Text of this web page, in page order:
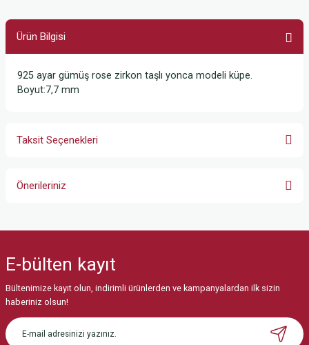
Ürün Bilgisi
925 ayar gümüş rose zirkon taşlı yonca modeli küpe.
Boyut:7,7 mm
Taksit Seçenekleri
Önerileriniz
Görüş ve önerileriniz için teşekkür ederiz.
Ürün resmi kalitesiz, bozuk veya görüntülenemiyor.
Ürün açıklamasında eksik bilgiler bulunuyor.
Ürün bilgilerinde hatalar bulunuyor.
E-bülten kayıt
Bültenimize kayıt olun, indirimli ürünlerden ve kampanyalardan ilk sizin
haberiniz olsun!